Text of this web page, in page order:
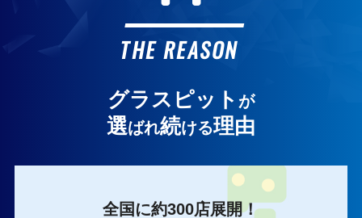
THE REASON
グラスピット が
選ばれ続ける理由
全国に約300店展開！